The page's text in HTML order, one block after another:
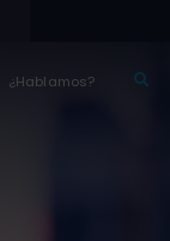
¿Hablamos?